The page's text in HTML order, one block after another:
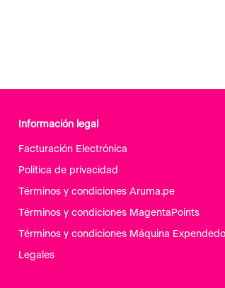
Información legal
Facturación Electrónica
Política de privacidad
Términos y condiciones Aruma.pe
Términos y condiciones MagentaPoints
Términos y condiciones Máquina
Legales